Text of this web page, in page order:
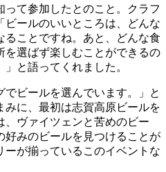
て参加したとのこと。クラフ
ビールのいいところは、どんな
ることですね。あと、どんな食
を選ばず楽しむことができるの
と語ってくれました。
でビールを選んでいます。」と
に、最初は志賀高原ビールを
、ヴァイツェンと苦めのビー
好みのビールを見つけることが
ーが揃っているこのイベントな